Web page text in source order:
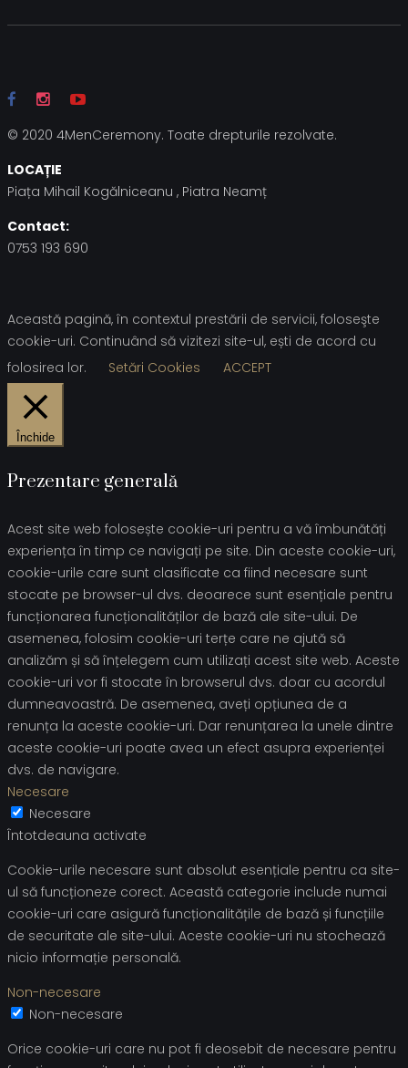
© 2020 4MenCeremony. Toate drepturile rezolvate.
LOCAȚIE
Piața Mihail Kogălniceanu , Piatra Neamț
Contact:
0753 193 690
Această pagină, în contextul prestării de servicii, foloseşte
cookie-uri. Continuând să vizitezi site-ul, ești de acord cu
folosirea lor.
Setări Cookies ACCEPT
Închide
Prezentare generală
Acest site web folosește cookie-uri pentru a vă îmbunătăți
experiența în timp ce navigați pe site. Din aceste cookie-uri,
cookie-urile care sunt clasificate ca fiind necesare sunt
stocate pe browser-ul dvs. deoarece sunt esențiale pentru
funcționarea funcționalităților de bază ale site-ului. De
asemenea, folosim cookie-uri terțe care ne ajută să
analizăm și să înțelegem cum utilizați acest site web. Aceste
cookie-uri vor fi stocate în browserul dvs. doar cu acordul
dumneavoastră. De asemenea, aveți opțiunea de a
renunța la aceste cookie-uri. Dar renunțarea la unele dintre
aceste cookie-uri poate avea un efect asupra experienței
dvs. de navigare.
Necesare
Necesare
Întotdeauna activate
Cookie-urile necesare sunt absolut esențiale pentru ca site-
ul să funcționeze corect. Această categorie include numai
cookie-uri care asigură funcționalitățile de bază și funcțiile
de securitate ale site-ului. Aceste cookie-uri nu stochează
nicio informație personală.
Non-necesare
Non-necesare
Orice cookie-uri care nu pot fi deosebit de necesare pentru